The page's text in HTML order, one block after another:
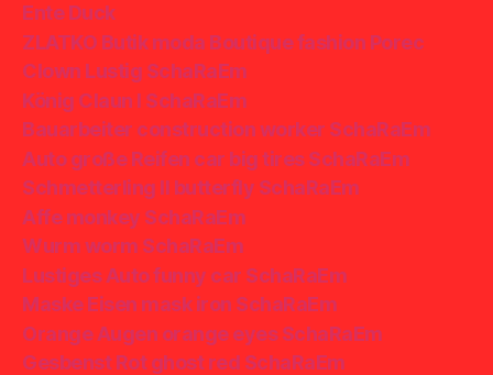
Ente Duck
ZLATKO Butik moda Boutique fashion Porec
Clown Lustig SchaRaEm
König Claun I SchaRaEm
Bauarbeiter construction worker SchaRaEm
Auto große Reifen car big tires SchaRaEm
Schmetterling II butterfly SchaRaEm
Affe monkey SchaRaEm
Wurm worm SchaRaEm
Lustiges Auto funny car SchaRaEm
Maske Eisen mask iron SchaRaEm
Orange Augen orange eyes SchaRaEm
Gesbenst Rot ghost red SchaRaEm